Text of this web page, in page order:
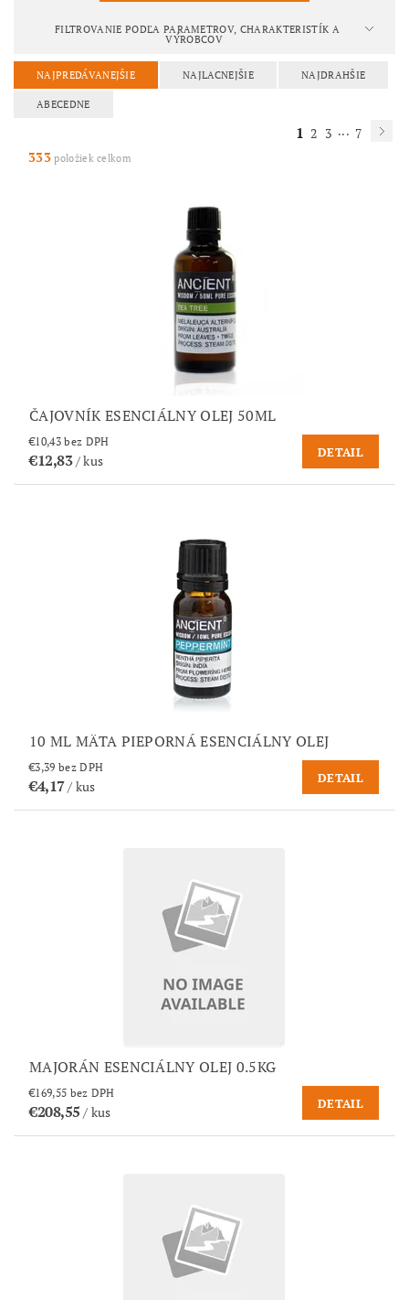
FILTROVANIE PODĽA PARAMETROV, CHARAKTERISTÍK A
VÝROBCOV
NAJPREDÁVANEJŠIE NAJLACNEJŠIE NAJDRAHŠIE
ABECEDNE
1 2 3 ... 7
333položiek celkom
ČAJOVNÍK ESENCIÁLNY OLEJ 50ML
€10,43 bez DPH
€12,83/ kus
DETAIL
10 ML MÄTA PIEPORNÁ ESENCIÁLNY OLEJ
€3,39 bez DPH
€4,17/ kus
DETAIL
MAJORÁN ESENCIÁLNY OLEJ 0.5KG
€169,55 bez DPH
€208,55/ kus
DETAIL